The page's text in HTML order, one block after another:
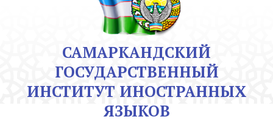
САМАРКАНДСКИЙ
ГОСУДАРСТВЕННЫЙ
ИНСТИТУТ ИНОСТРАННЫХ
ЯЗЫКОВ